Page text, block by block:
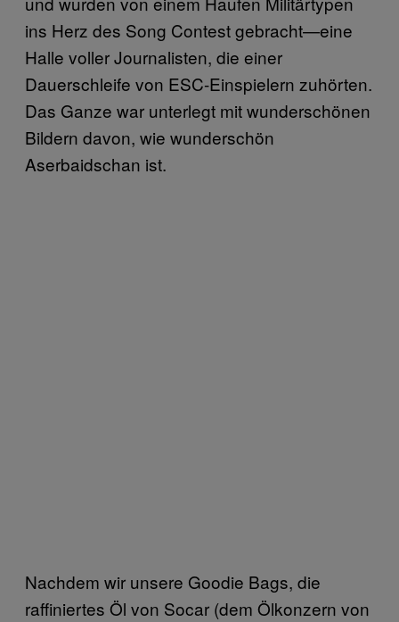
ins Herz des Song Contest gebracht—eine
Halle voller Journalisten, die einer
Dauerschleife von ESC-Einspielern zuhörten.
Das Ganze war unterlegt mit wunderschönen
Bildern davon, wie wunderschön
Aserbaidschan ist.
Nachdem wir unsere Goodie Bags, die
raffiniertes Öl von Socar (dem Ölkonzern von